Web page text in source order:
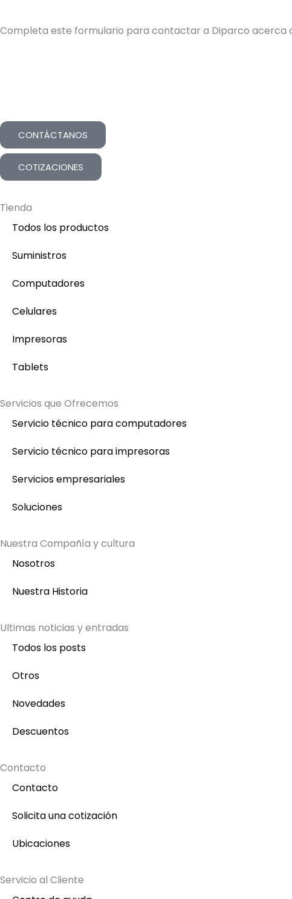
Completa este formulario para contactar a Diparco acerca
CONTÁCTANOS
COTIZACIONES
Tienda
Todos los productos
Suministros
Computadores
Celulares
Impresoras
Tablets
Servicios que Ofrecemos
Servicio técnico para computadores
Servicio técnico para impresoras
Servicios empresariales
Soluciones
Nuestra Compañía y cultura
Nosotros
Nuestra Historia
Ultimas noticias y entradas
Todos los posts
Otros
Novedades
Descuentos
Contacto
Contacto
Solicita una cotización
Ubicaciones
Servicio al Cliente